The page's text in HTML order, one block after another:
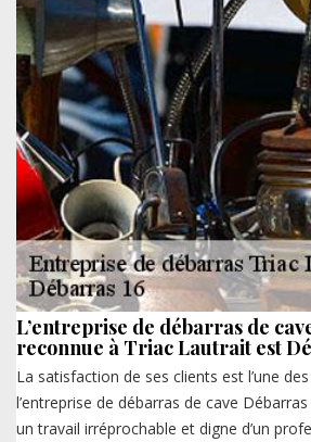
L’entreprise de débarras de
reconnue à Triac Lautrait est
La satisfaction de ses clients est l’une
l’entreprise de débarras de cave
un travail irréprochable et digne d’un